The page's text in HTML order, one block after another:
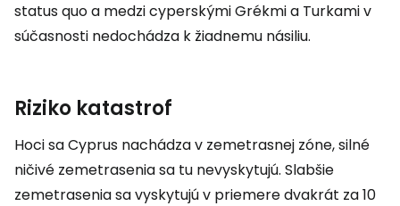
status quo a medzi cyperskými Grékmi a Turkami v
súčasnosti nedochádza k žiadnemu násiliu.
Riziko katastrof
Hoci sa Cyprus nachádza v zemetrasnej zóne, silné
ničivé zemetrasenia sa tu nevyskytujú. Slabšie
zemetrasenia sa vyskytujú v priemere dvakrát za 10